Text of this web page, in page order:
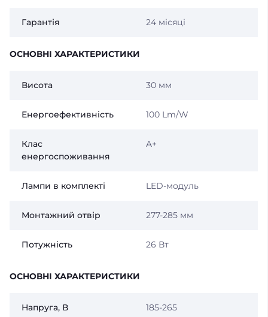
Гарантія 24 місяці
ОСНОВНІ ХАРАКТЕРИСТИКИ
Висота 30 мм
Енергоефективність 100 Lm/W
Клас
енергоспоживання
A+
Лампи в комплекті LED-модуль
Монтажний отвір 277-285 мм
Потужність 26 Вт
ОСНОВНІ ХАРАКТЕРИСТИКИ
Напруга, В 185-265